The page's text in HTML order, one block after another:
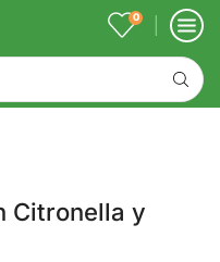
0
Citronella y